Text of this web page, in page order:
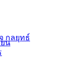
กลยุทธ์
น